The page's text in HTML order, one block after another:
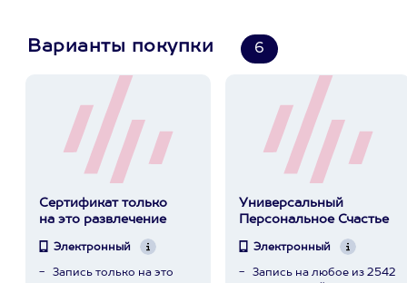
Варианты покупки 6
Сертификат только
на это развлечение
Электронный
Запись только на это
Универсальный
Персональное Счастье
Электронный
Запись на любое из 2542